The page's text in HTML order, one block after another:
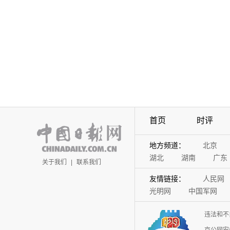
关于我们 | 联系我们
首页 时评
地方频道： 北京
湖北
湖南 广东
友情链接： 人民网
光明网
中国军网
违法和